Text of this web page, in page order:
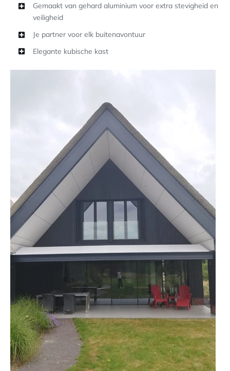
Gemaakt van gehard aluminium voor extra stevigheid en
veiligheid
Je partner voor elk buitenavontuur
Elegante kubische kast